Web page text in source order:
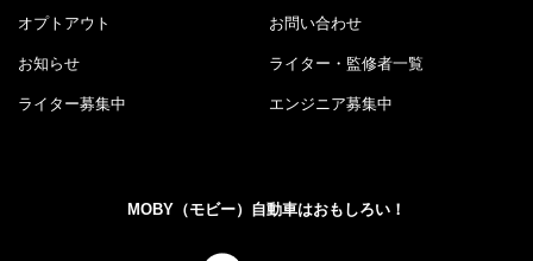
オプトアウト お問い合わせ
お知らせ ライター・監修者一覧
ライター募集中 エンジニア募集中
MOBY（モビー）自動車はおもしろい！